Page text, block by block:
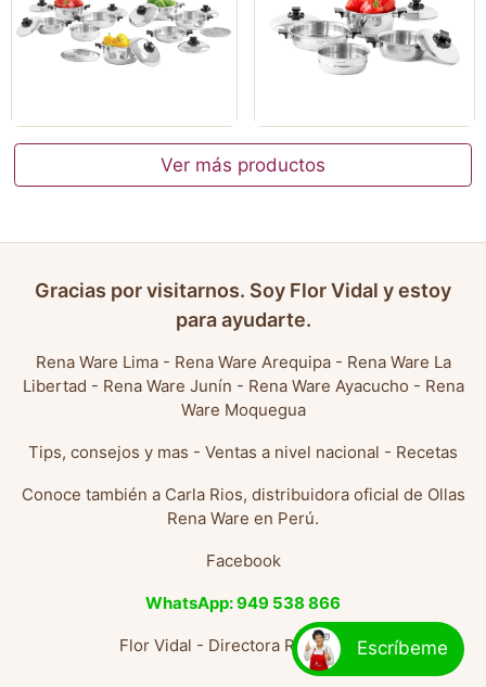
Ver más productos
Gracias por visitarnos. Soy Flor Vidal y estoy
para ayudarte.
Rena Ware Lima- Rena Ware Arequipa- Rena Ware La
Libertad - Rena Ware Junín - Rena Ware Ayacucho - Rena
Ware Moquegua
Tips, consejos y mas - Ventas a nivel nacional - Recetas
Conoce también a Carla Rios, distribuidora oficial de Ollas
Rena Ware en Perú.
Facebook
WhatsApp: 949 538 866
Flor Vidal - Directora Rena WareEscríbeme